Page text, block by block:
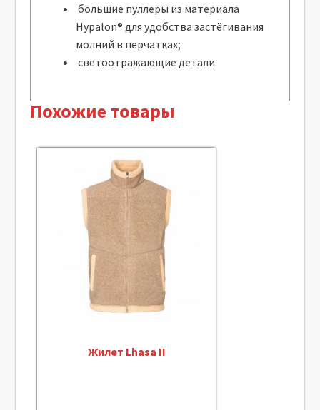
большие пуллеры из материала
Hypalon® для удобства застёгивания
молний в перчатках;
светоотражающие детали.
Похожие товары
Жилет Lhasa II